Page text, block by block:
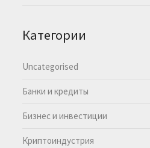
Категории
Uncategorised
Банки и кредиты
Бизнес и инвестиции
Криптоиндустрия